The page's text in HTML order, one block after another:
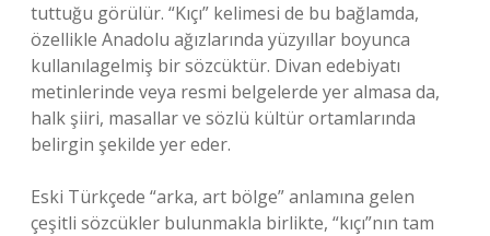
tuttuğu görülür. “Kıçı” kelimesi de bu bağlamda,
özellikle Anadolu ağızlarında yüzyıllar boyunca
kullanılagelmiş bir sözcüktür. Divan edebiyatı
metinlerinde veya resmi belgelerde yer almasa da,
halk şiiri, masallar ve sözlü kültür ortamlarında
belirgin şekilde yer eder.
Eski Türkçede “arka, art bölge” anlamına gelen
çeşitli sözcükler bulunmakla birlikte, “kıçı”nın tam